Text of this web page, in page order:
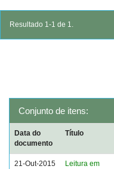
Resultado 1-1 de 1.
Conjunto de itens:
Data do
documento
Título
21-Out-2015
Leitura em